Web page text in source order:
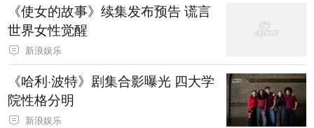
《使女的故事》续集发布预告 谎言
世界女性觉醒
新浪娱乐
《哈利·波特》剧集合影曝光 四大学
院性格分明
新浪娱乐